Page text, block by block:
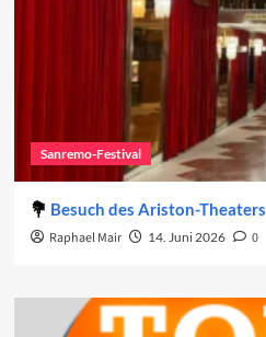
Sanremo-Festival
Besuch des Ariston-Theaters
Raphael Mair 14. Juni 2026 0